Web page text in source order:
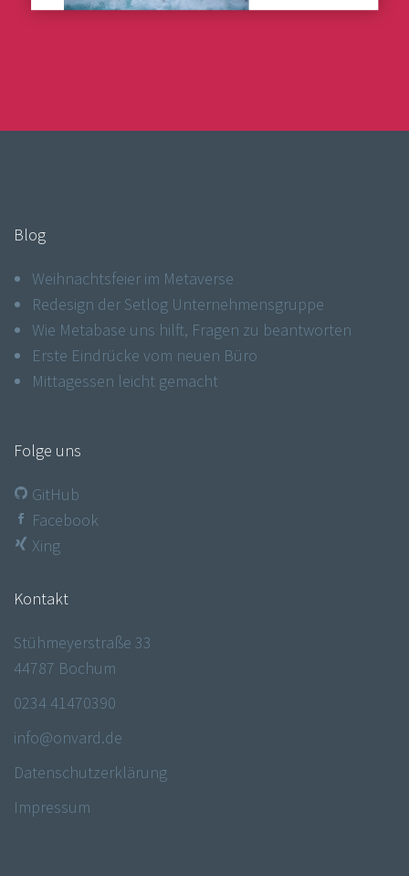
Blog
Weihnachtsfeier im Metaverse
Redesign der Setlog Unternehmens­gruppe
Wie Metabase uns hilft, Fragen zu beantworten
Erste Eindrücke vom neuen Büro
Mittagessen leicht gemacht
Folge uns
GitHub
Facebook
Xing
Kontakt
Stühmeyerstraße 33
44787 Bochum
0234 41470390
info@onvard.de
Datenschutzerklärung
Impressum